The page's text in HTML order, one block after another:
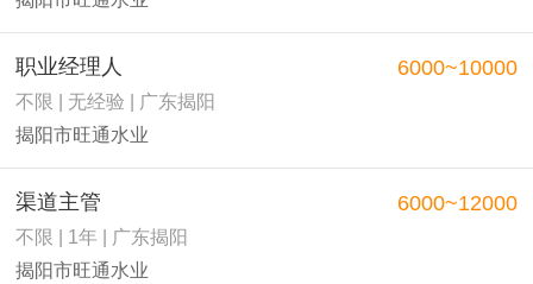
职业经理人
不限 | 无经验 | 广东揭阳
揭阳市旺通水业
6000~10000
渠道主管
不限 | 1年 | 广东揭阳
揭阳市旺通水业
6000~12000